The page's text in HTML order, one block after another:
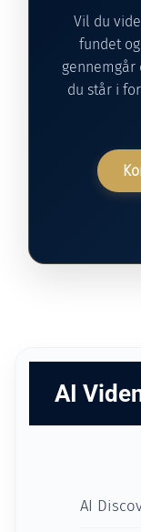
Vil du
fundet
gennemgår
du står i
AI
AI